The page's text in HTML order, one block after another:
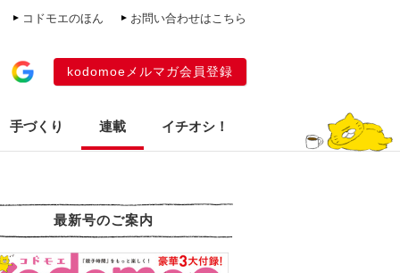
コドモエのほん お問い合わせはこちら
kodomoeメルマガ会員登録
手づくり 連載 イチオシ！
最新号のご案内